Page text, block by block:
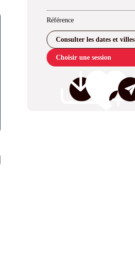
Référence
Consulter les dates et villes
Choisir une session